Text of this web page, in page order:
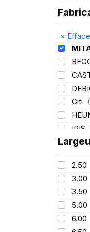
×
Giti
IRIS
LING
2.50
3.00
3.50
5.00
6.00